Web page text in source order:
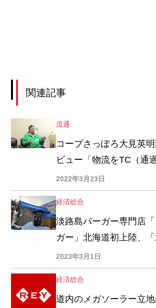
関連記事
流通
コープさっぽろ大見英
ビュー「物流をTC（通
DC（在庫型）に変える
売・物流の自己完結型
2022年3月23日
経済総合
淡路島バーガー専門店
ガー」北海道初上陸、
月末出店
2023年3月1日
経済総合
道内のメガソーラー立